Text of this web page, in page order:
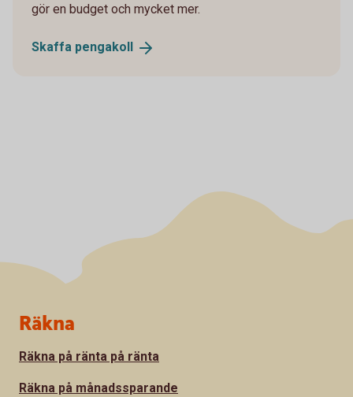
gör en budget och mycket mer.
Skaffa pengakoll
Sidfot
Räkna
Räkna på ränta på ränta
Räkna på månadssparande